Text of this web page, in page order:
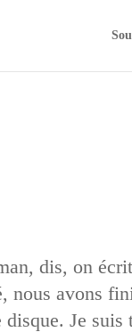
dis, on
nous avons
Je